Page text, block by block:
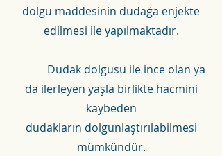
dolgu maddesinin dudağa enjekte
edilmesi ile yapılmaktadır.
Dudak dolgusu ile ince olan ya
da ilerleyen yaşla birlikte hacmini
kaybeden
dudakların dolgunlaştırılabilmesi
mümkündür.